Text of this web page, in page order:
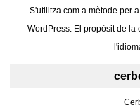
S'utilitza com a mètode per
WordPress. El propòsit de